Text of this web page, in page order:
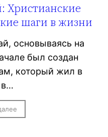
Христианские
шаги в жизни
основываясь на
был создан
который жил в